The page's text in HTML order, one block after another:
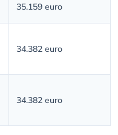
35.159 euro
34.382 euro
34.382 euro